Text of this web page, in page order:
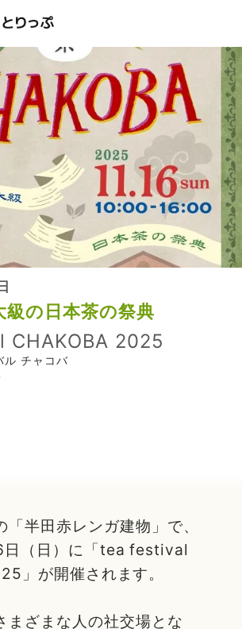
級の日本茶の祭典
2025
ル チャコバ
半田赤レンガ建物」で、
日（日）に「tea festival
」が開催されます。
まざまな人の社交場とな